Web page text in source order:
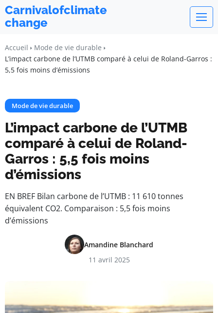
Carnivalofclimate
change
Accueil
Mode de vie durable
L’impact carbone de l’UTMB comparé à celui de Roland-Garros :
5,5 fois moins d’émissions
Mode de vie durable
L’impact carbone de l’UTMB
comparé à celui de Roland-
Garros : 5,5 fois moins
d’émissions
EN BREF Bilan carbone de l’UTMB : 11 610 tonnes
équivalent CO2. Comparaison : 5,5 fois moins
d’émissions
Amandine Blanchard
11 avril 2025